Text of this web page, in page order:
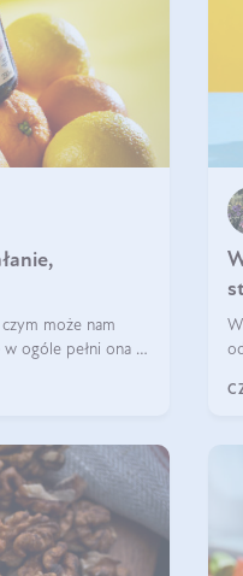
może nam
ogóle pełni ona w
warto to